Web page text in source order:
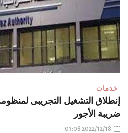
خدمات
إنطلاق التشغيل التجريبى
ضريبة الأجور
2022/12/18 03:08